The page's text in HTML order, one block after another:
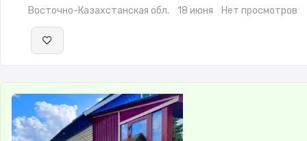
Восточно-Казахстанская обл. 18 июня Нет просмотров